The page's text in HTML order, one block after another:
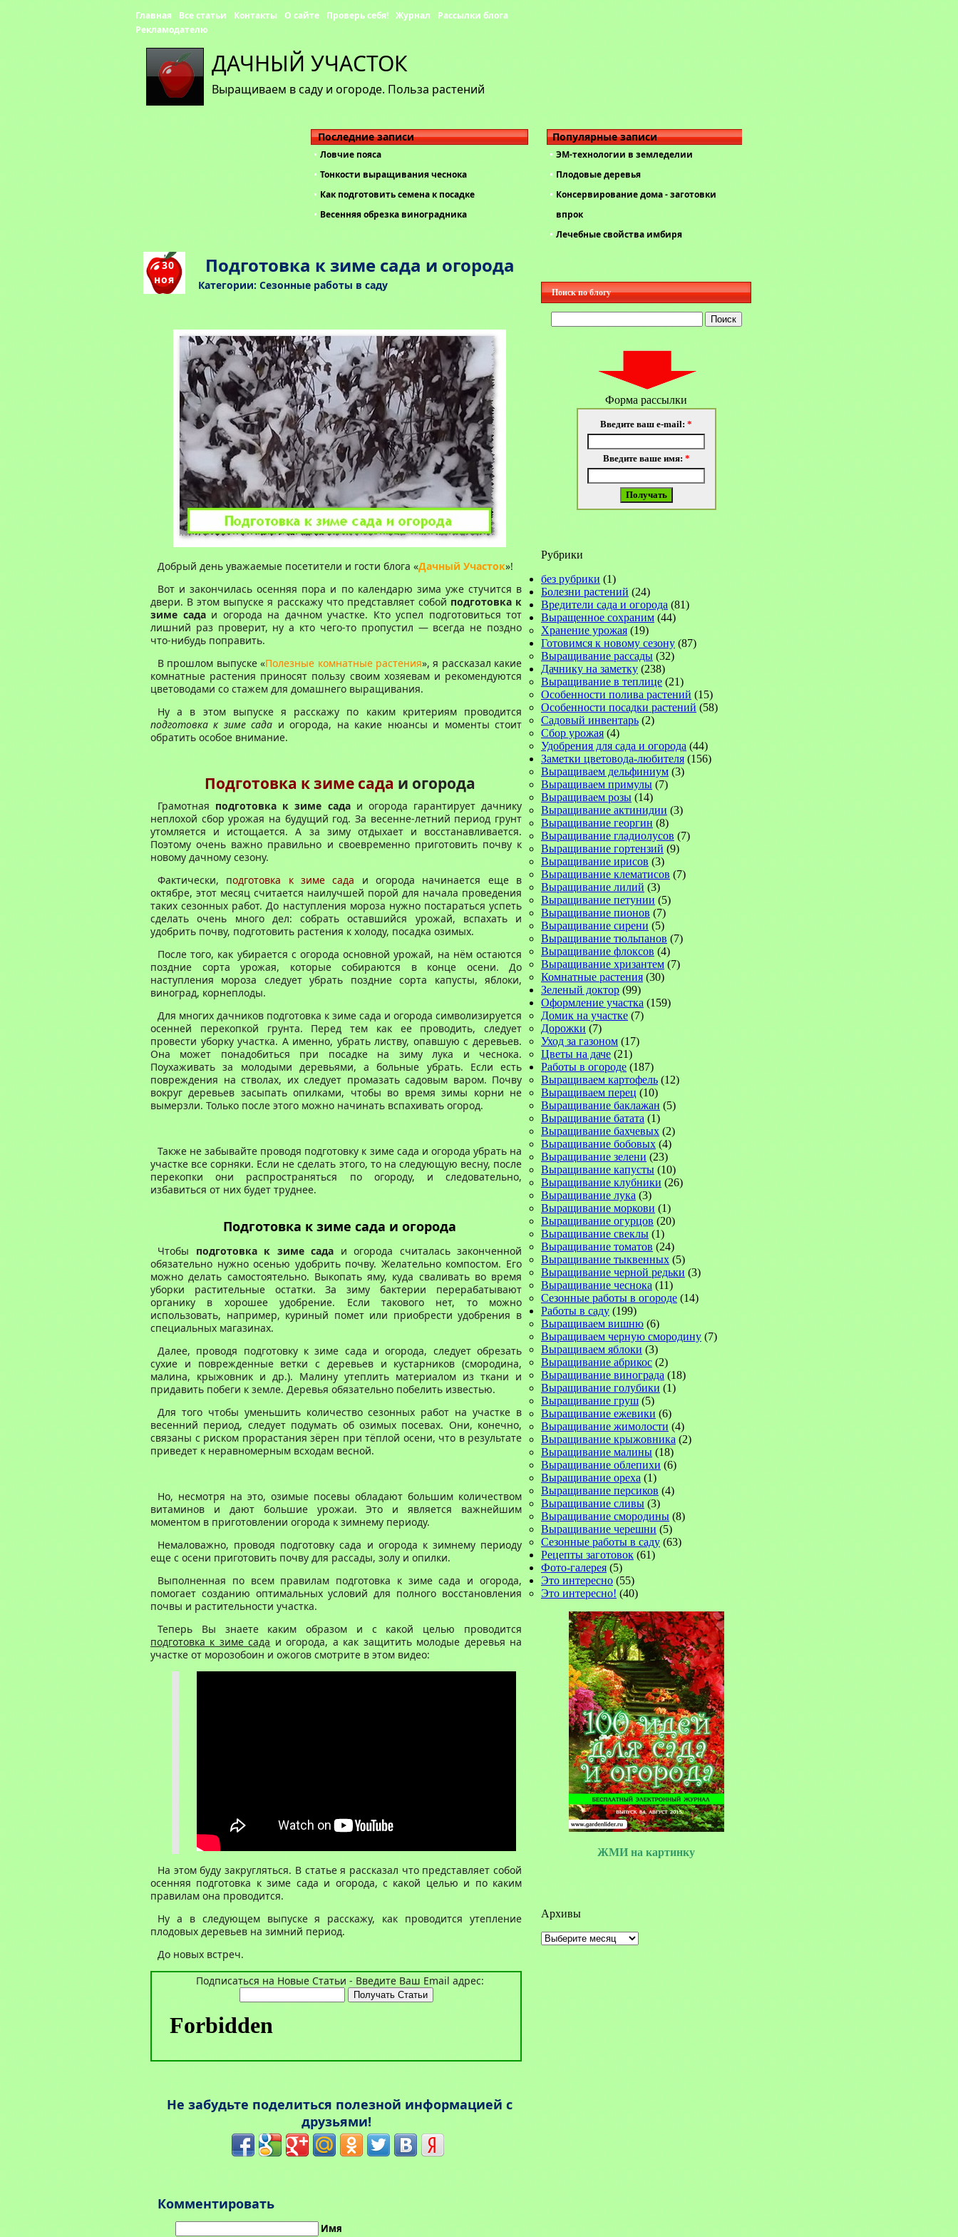
ДАЧНЫЙ УЧАСТОК
Выращиваем в саду и огороде. Польза растений
Главная Все статьи Контакты О сайте Проверь себя! Журнал
Рассылки блога
Рекламодателю
Последние записи
Ловчие пояса
Тонкости выращивания чеснока
Как подготовить семена к посадке
Весенняя обрезка виноградника
Популярные записи
ЭМ-технологии в земледелии
Плодовые деревья
Консервирование дома - заготовки
впрок
Лечебные свойства имбиря
30
ноя
Подготовка к зиме сада и огорода
Категории: Сезонные работы в саду
Добрый день уважаемые посетители и гости блога «Дачный Участок»!
Вот и закончилась осенняя пора и по календарю зима уже стучится в
двери. В этом выпуске я расскажу что представляет собой подготовка к
зиме садаи огорода на дачном участке. Кто успел подготовиться тот
лишний раз проверит, ну а кто чего-то пропустил — всегда не поздно
что-нибудь поправить.
В прошлом выпуске «Полезные комнатные растения», я рассказал какие
комнатные растения приносят пользу своим хозяевам и рекомендуются
цветоводами со стажем для домашнего выращивания.
Ну а в этом выпуске я расскажу по каким критериям проводится
подготовка к зиме сада и огорода, на какие нюансы и моменты стоит
обратить особое внимание.
Подготовка кзиме сада и огорода
Грамотная подготовка к зиме садаи огорода гарантирует дачнику
неплохой сбор урожая на будущий год. За весенне-летний период грунт
утомляется и истощается. А за зиму отдыхает и восстанавливается.
Поэтому очень важно правильно и своевременноприготовить почву к
новому дачному сезону.
Фактически, подготовка к зиме сада и огорода начинается еще в
октябре, этот месяц считается наилучшей порой для начала проведения
таких сезонных работ. До наступления мороза нужно постараться успеть
сделать очень много дел: собрать оставшийся урожай, вспахать и
удобрить почву, подготовить растения к холоду, посадка озимых.
После того, как убирается с огорода основной урожай, на нём остаются
поздние сорта урожая, которые собираются в конце осени. До
наступления мороза следует убрать поздние сорта капусты, яблоки,
виноград, корнеплоды.
Для многих дачников подготовка к зиме сада и огорода символизируется
осенней перекопкой грунта. Перед тем как ее проводить, следует
провести уборкуучастка. А именно, убрать листву, опавшую с деревьев.
Она может понадобиться при посадке на зиму лука и чеснока.
Поухаживать за молодыми деревьями, а больные убрать. Если есть
повреждения на стволах, их следует промазать садовым варом. Почву
вокругдеревьев засыпать опилками, чтобы во время зимы корни не
вымерзли. Только после этого можно начинать вспахивать огород.
Также не забывайте проводя подготовку к зиме сада и огорода убрать на
участке все сорняки. Если не сделать этого, то на следующую весну, после
перекопки они распространяться по огороду, иследовательно,
избавиться от них будет труднее.
Подготовка к зиме сада и огорода
Чтобы подготовка к зиме сада и огорода считалась законченной
обязательно нужноосенью удобрить почву. Желательно компостом. Его
можно делать самостоятельно. Выкопать яму, куда сваливать во время
уборки растительные остатки. За зиму бактерии перерабатывают
органику в хорошее удобрение. Если такового нет, то можно
использовать, например, куриный помет или приобрести удобрения в
специальных магазинах.
Далее, проводя подготовку к зиме сада и огорода, следует обрезать
сухие и поврежденные ветки с деревьев и кустарников (смородина,
малина, крыжовник и др.). Малину утеплить материалом из ткани и
придавить побеги к земле. Деревья обязательно побелить известью.
Для того чтобы уменьшить количествосезонных работ на участке в
весенний период, следует подумать об озимых посевах. Они, конечно,
связаны с риском прорастания зёрен при тёплой осени, что в результате
приведет к неравномерным всходам весной.
Но, несмотря на это, озимые посевы обладают большим количеством
витаминов и дают большие урожаи. Это и является важнейшим
моментом в приготовлении огорода к зимнему периоду.
Немаловажно, проводя подготовку сада и огорода к зимнему периоду
еще с осени приготовить почву для рассады, золу и опилки.
Выполненная по всем правилам подготовка к зиме сада и огорода,
помогает созданию оптимальных условий для полного восстановления
почвы и растительности участка.
Теперь Вы знаете каким образом и с какой целью проводится
подготовка к зиме сада и огорода, а как защитить молодые деревья на
участке от морозобоин и ожогов смотрите в этом видео:
На этом буду закругляться. В статье я рассказал что представляет собой
осенняя подготовка к зиме сада и огорода, с какой целью и по каким
правилам она проводится.
Ну а в следующем выпуске я расскажу, как проводится утепление
плодовых деревьев на зимний период.
До новых встреч.
Подписаться на Новые Статьи - Введите Ваш Email адрес:
Не забудьте поделиться полезной информацией с
друзьями!
Комментировать
Имя
Поиск по блогу
Форма рассылки
Введите ваш e-mail: *
Введите ваше имя: *
Рубрики
без рубрики (1)
Болезни растений (24)
Вредители сада и огорода (81)
Выращенное сохраним (44)
Хранение урожая (19)
Готовимся к новому сезону (87)
Выращивание рассады (32)
Дачнику на заметку (238)
Выращивание в теплице (21)
Особенности полива растений (15)
Особенности посадки растений (58)
Садовый инвентарь (2)
Сбор урожая (4)
Удобрения для сада и огорода (44)
Заметки цветовода-любителя (156)
Выращиваем дельфиниум (3)
Выращиваем примулы (7)
Выращиваем розы (14)
Выращивание актинидии (3)
Выращивание георгин (8)
Выращивание гладиолусов (7)
Выращивание гортензий (9)
Выращивание ирисов (3)
Выращивание клематисов (7)
Выращивание лилий (3)
Выращивание петунии (5)
Выращивание пионов (7)
Выращивание сирени (5)
Выращивание тюльпанов (7)
Выращивание флоксов (4)
Выращивание хризантем (7)
Комнатные растения (30)
Зеленый доктор (99)
Оформление участка (159)
Домик на участке (7)
Дорожки (7)
Уход за газоном (17)
Цветы на даче (21)
Работы в огороде (187)
Выращиваем картофель (12)
Выращиваем перец (10)
Выращивание баклажан (5)
Выращивание батата (1)
Выращивание бахчевых (2)
Выращивание бобовых (4)
Выращивание зелени (23)
Выращивание капусты (10)
Выращивание клубники (26)
Выращивание лука (3)
Выращивание моркови (1)
Выращивание огурцов (20)
Выращивание свеклы (1)
Выращивание томатов (24)
Выращивание тыквенных (5)
Выращивание черной редьки (3)
Выращивание чеснока (11)
Сезонные работы в огороде (14)
Работы в саду (199)
Выращиваем вишню (6)
Выращиваем черную смородину (7)
Выращиваем яблоки (3)
Выращивание абрикос (2)
Выращивание винограда (18)
Выращивание голубики (1)
Выращивание груш (5)
Выращивание ежевики (6)
Выращивание жимолости (4)
Выращивание крыжовника (2)
Выращивание малины (18)
Выращивание облепихи (6)
Выращивание ореха (1)
Выращивание персиков (4)
Выращивание сливы (3)
Выращивание смородины (8)
Выращивание черешни (5)
Сезонные работы в саду (63)
Рецепты заготовок (61)
Фото-галерея (5)
Это интересно (55)
Это интересно! (40)
ЖМИ на картинку
Архивы
Архивы